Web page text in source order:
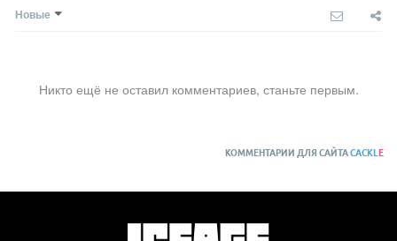
Новые
Никто ещё не оставил комментариев, станьте первым.
КОММЕНТАРИИ ДЛЯ САЙТАCACKLE